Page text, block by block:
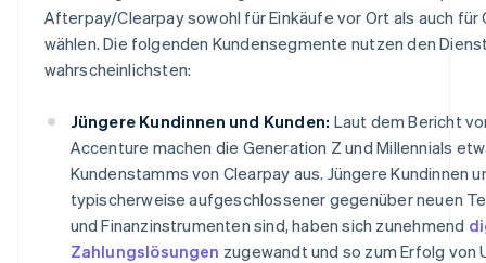
Afterpay/Clearpay sowohl für Einkäufe vor Ort als auch für
wählen. Die folgenden Kundensegmente nutzen den
wahrscheinlichsten:
Jüngere Kundinnen und Kunden: Laut dem Bericht
Accenture machen die Generation Z und Millennials
Kundenstamms von Clearpay aus. Jüngere Kundinnen
typischerweise aufgeschlossener gegenüber neuen
und Finanzinstrumenten sind, haben sich zunehmend
Zahlungslösungen zugewandt und so zum Erfolg von